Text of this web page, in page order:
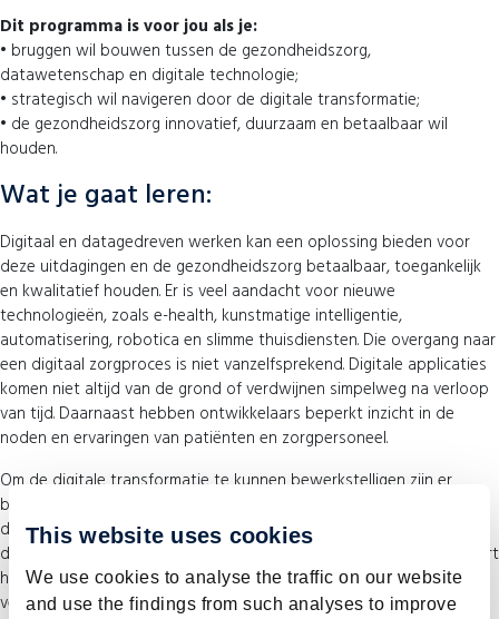
This website uses cookies
We use cookies to analyse the traffic on our website
and use the findings from such analyses to improve
Dit programma is voor jou als je:
• bruggen wil bouwen tussen de gezondheidszorg,
datawetenschap en digitale technologie;
• strategisch wil navigeren door de digitale transformatie;
• de gezondheidszorg innovatief, duurzaam en betaalbaar wil
houden.
Wat je gaat leren:
Digitaal en datagedreven werken kan een oplossing bieden voor
deze uitdagingen en de gezondheidszorg betaalbaar, toegankelijk
en kwalitatief houden. Er is veel aandacht voor nieuwe
technologieën, zoals e-health, kunstmatige intelligentie,
automatisering, robotica en slimme thuisdiensten. Die overgang naar
een digitaal zorgproces is niet vanzelfsprekend. Digitale applicaties
komen niet altijd van de grond of verdwijnen simpelweg na verloop
van tijd. Daarnaast hebben ontwikkelaars beperkt inzicht in de
noden en ervaringen van patiënten en zorgpersoneel.
Om de digitale transformatie te kunnen bewerkstelligen zijn er
bruggenbouwers nodig die kennis hebben van zowel
datawetenschap als de gezondheidszorg. Dit programma geeft je
de kennis en tools om de digitale transformatie te faciliteren. Je leert
hoe je kan samenwerken met verschillende stakeholders en hoe je
verandering teweegbrengt op organisatorisch niveau.